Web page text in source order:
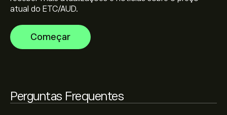
atual do ETC/AUD.
Começar
Perguntas Frequentes
O preço mais elevado de Ethereum Classic / Australian
Selecione o período de tempo "1D" ou "1S" no gráfico